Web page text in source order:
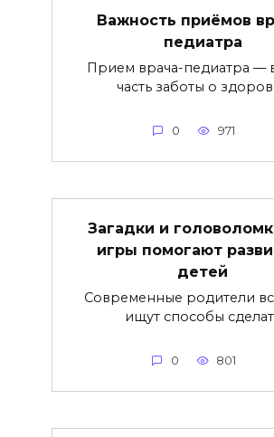
Важность приёмов
педиатра
Прием врача-педиатра —
часть заботы о
0 971
Загадки и
игры помогают
детей
Современные родители
ищут способы
0 801